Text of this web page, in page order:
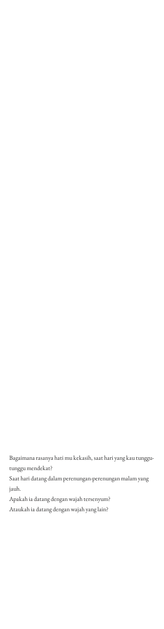
Bagaimana rasanya hati mu kekasih, saat hari yang kau tunggu-
tunggu mendekat?
Saat hari datang dalam perenungan-perenungan malam yang
jauh.
Apakah ia datang dengan wajah tersenyum?
Ataukah ia datang dengan wajah yang lain?